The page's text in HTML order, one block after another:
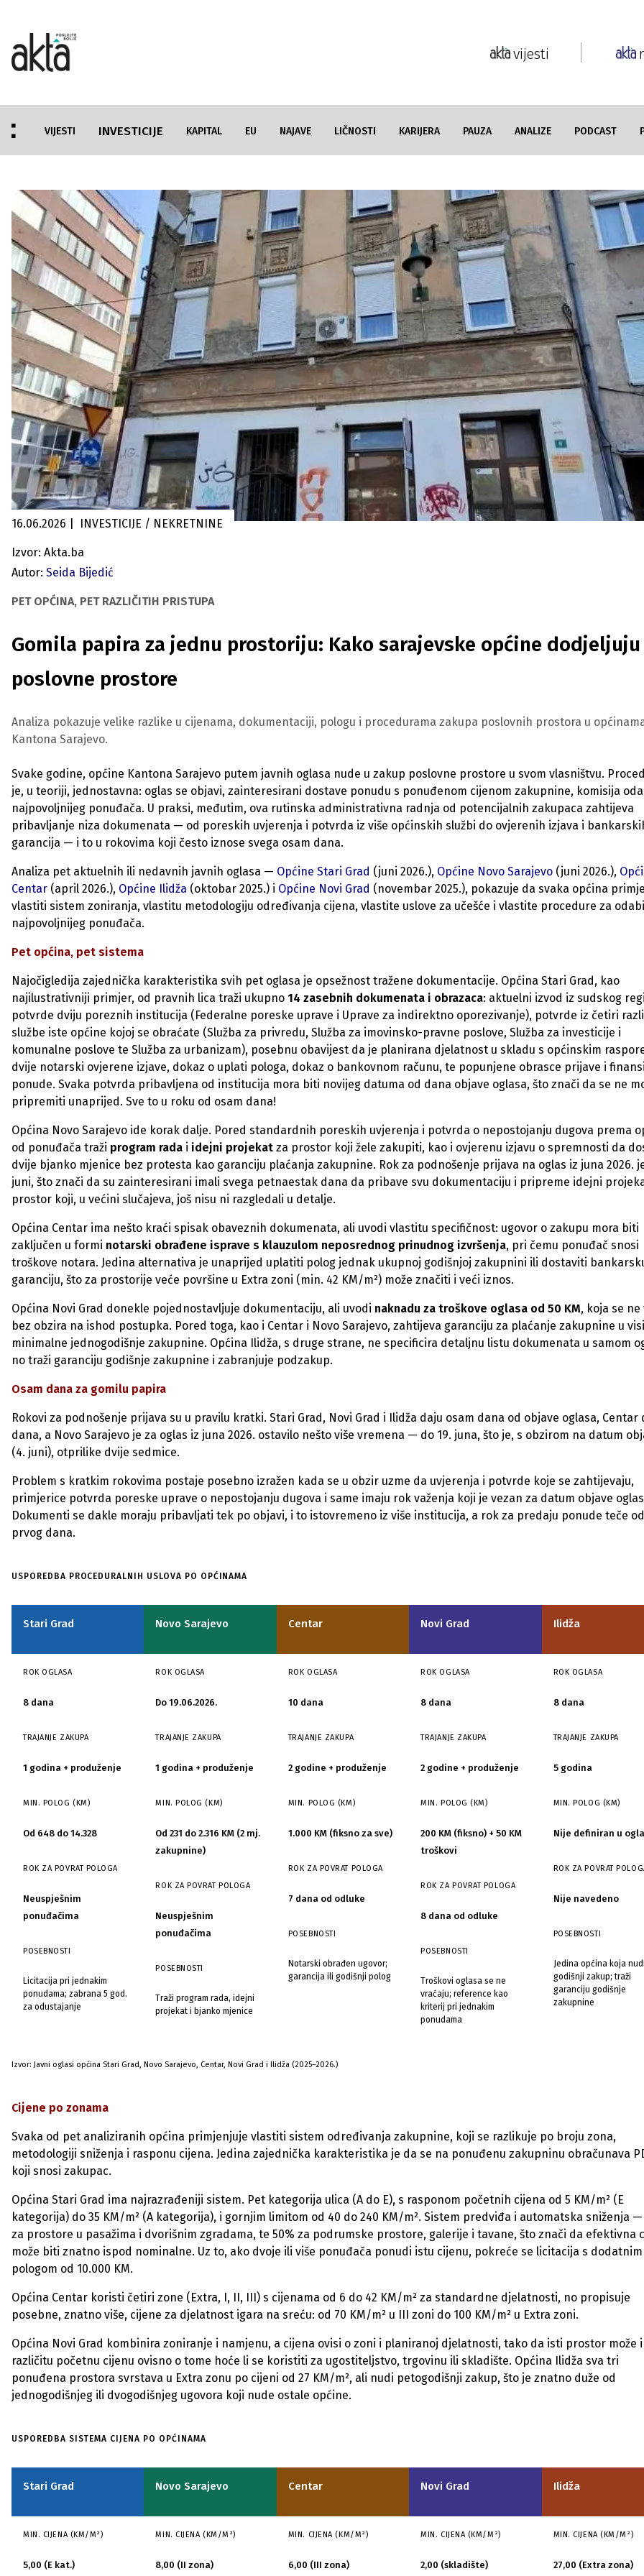
vijesti
VIJESTI INVESTICIJE KAPITAL EU NAJAVE LIČNOSTI KARIJERA PAUZA ANALIZE PODCAST
16.06.2026 INVESTICIJE / NEKRETNINE
Izvor: Akta.ba
Autor: Seida Bijedić
PET OPĆINA, PET RAZLIČITIH PRISTUPA
Gomila papira za jednu prostoriju: Kako sarajevske općine dodjeljuju
poslovne prostore
Analiza pokazuje velike razlike u cijenama, dokumentaciji, pologu i procedurama zakupa poslovnih prostora u
Kantona Sarajevo.
Svake godine, općine Kantona Sarajevo putem javnih oglasa nude u zakup poslovne prostore u svom vlasništvu.
je, u teoriji, jednostavna: oglas se objavi, zainteresirani dostave ponudu s ponuđenom cijenom zakupnine, komisija
najpovoljnijeg ponuđača. U praksi, međutim, ova rutinska administrativna radnja od potencijalnih zakupaca zahtijeva
pribavljanje niza dokumenata — od poreskih uvjerenja i potvrda iz više općinskih službi do ovjerenih izjava i
garancija — i to u rokovima koji često iznose svega osam dana.
Analiza pet aktuelnih ili nedavnih javnih oglasa — Općine Stari Grad (juni 2026.), Općine Novo Sarajevo (juni 2026.),
Centar (april 2026.), Općine Ilidža (oktobar 2025.) i Općine Novi Grad (novembar 2025.), pokazuje da svaka općina
vlastiti sistem zoniranja, vlastitu metodologiju određivanja cijena, vlastite uslove za učešće i vlastite procedure za
najpovoljnijeg ponuđača.
Pet općina, pet sistema​
Najočigledija zajednička karakteristika svih pet oglasa je opsežnost tražene dokumentacije. Općina Stari Grad, kao
najilustrativniji primjer, od pravnih lica traži ukupno 14 zasebnih dokumenata i obrazaca: aktuelni izvod iz sudskog
potvrde dviju poreznih institucija (Federalne poreske uprave i Uprave za indirektno oporezivanje), potvrde iz četiri
službe iste općine kojoj se obraćate (Služba za privredu, Služba za imovinsko-pravne poslove, Služba za investicije i
komunalne poslove te Služba za urbanizam), posebnu obavijest da je planirana djelatnost u skladu s općinskim
dvije notarski ovjerene izjave, dokaz o uplati pologa, dokaz o bankovnom računu, te popunjene obrasce prijave i
ponude. Svaka potvrda pribavljena od institucija mora biti novijeg datuma od dana objave oglasa, što znači da se ne
pripremiti unaprijed. Sve to u roku od osam dana!
Općina Novo Sarajevo ide korak dalje. Pored standardnih poreskih uvjerenja i potvrda o nepostojanju dugova prema
od ponuđača traži program rada i idejni projekat za prostor koji žele zakupiti, kao i ovjerenu izjavu o spremnosti da
dvije bjanko mjenice bez protesta kao garanciju plaćanja zakupnine. Rok za podnošenje prijava na oglas iz juna 2026.
juni, što znači da su zainteresirani imali svega petnaestak dana da pribave svu dokumentaciju i pripreme idejni
prostor koji, u većini slučajeva, još nisu ni razgledali u detalje.
Općina Centar ima nešto kraći spisak obaveznih dokumenata, ali uvodi vlastitu specifičnost: ugovor o zakupu mora biti
zaključen u formi notarski obrađene isprave s klauzulom neposrednog prinudnog izvršenja, pri čemu ponuđač snosi
troškove notara. Jedina alternativa je unaprijed uplatiti polog jednak ukupnoj godišnjoj zakupnini ili dostaviti
garanciju, što za prostorije veće površine u Extra zoni (min. 42 KM/m²) može značiti i veći iznos.
Općina Novi Grad donekle pojednostavljuje dokumentaciju, ali uvodi naknadu za troškove oglasa od 50 KM, koja se ne
bez obzira na ishod postupka. Pored toga, kao i Centar i Novo Sarajevo, zahtijeva garanciju za plaćanje zakupnine u
minimalne jednogodišnje zakupnine. Općina Ilidža, s druge strane, ne specificira detaljnu listu dokumenata u samom
no traži garanciju godišnje zakupnine i zabranjuje podzakup.
Osam dana za gomilu papira
Rokovi za podnošenje prijava su u pravilu kratki. Stari Grad, Novi Grad i Ilidža daju osam dana od objave oglasa, Centar
dana, a Novo Sarajevo je za oglas iz juna 2026. ostavilo nešto više vremena — do 19. juna, što je, s obzirom na datum
(4. juni), otprilike dvije sedmice.
Problem s kratkim rokovima postaje posebno izražen kada se u obzir uzme da uvjerenja i potvrde koje se zahtijevaju,
primjerice potvrda poreske uprave o nepostojanju dugova i same imaju rok važenja koji je vezan za datum objave
Dokumenti se dakle moraju pribavljati tek po objavi, i to istovremeno iz više institucija, a rok za predaju ponude teče od
prvog dana.
Usporedba
uslova
poslovnih
prostora
sarajevskim
općinama
USPOREDBA PROCEDURALNIH USLOVA PO OPĆINAMA
Stari Grad
ROK OGLASA
8 dana
TRAJANJE ZAKUPA
1 godina + produženje
MIN. POLOG (KM)
Od 648 do 14.328
ROK ZA POVRAT POLOGA
Neuspješnim
ponuđačima
POSEBNOSTI
Licitacija pri jednakim
ponudama; zabrana 5 god.
za odustajanje
Novo Sarajevo
ROK OGLASA
Do 19.06.2026.
TRAJANJE ZAKUPA
1 godina + produženje
MIN. POLOG (KM)
Od 231 do 2.316 KM (2 mj.
zakupnine)
ROK ZA POVRAT POLOGA
Neuspješnim
ponuđačima
POSEBNOSTI
Traži program rada, idejni
projekat i bjanko mjenice
Centar
ROK OGLASA
10 dana
TRAJANJE ZAKUPA
2 godine + produženje
MIN. POLOG (KM)
1.000 KM (fiksno za sve)
ROK ZA POVRAT POLOGA
7 dana od odluke
POSEBNOSTI
Notarski obrađen ugovor;
garancija ili godišnji polog
Novi Grad
ROK OGLASA
8 dana
TRAJANJE ZAKUPA
2 godine + produženje
MIN. POLOG (KM)
200 KM (fiksno) + 50 KM
troškovi
ROK ZA POVRAT POLOGA
8 dana od odluke
POSEBNOSTI
Troškovi oglasa se ne
vraćaju; reference kao
kriterij pri jednakim
ponudama
Ilidža
ROK OGLASA
8 dana
TRAJANJE ZAKUPA
5 godina
MIN. POLOG (KM)
Nije definiran u
ROK ZA POVRAT
Nije navedeno
POSEBNOSTI
Jedina općina koja
godišnji zakup; traži
garanciju godišnje
zakupnine
Izvor: Javni oglasi općina Stari Grad, Novo Sarajevo, Centar, Novi Grad i Ilidža (2025–2026.)
Cijene po zonama
Svaka od pet analiziranih općina primjenjuje vlastiti sistem određivanja zakupnine, koji se razlikuje po broju zona,
metodologiji sniženja i rasponu cijena. Jedina zajednička karakteristika je da se na ponuđenu zakupninu obračunava
koji snosi zakupac.
Općina Stari Grad ima najrazrađeniji sistem. Pet kategorija ulica (A do E), s rasponom početnih cijena od 5 KM/m² (E
kategorija) do 35 KM/m² (A kategorija), i gornjim limitom od 40 do 240 KM/m². Sistem predviđa i automatska sniženja —
za prostore u pasažima i dvorišnim zgradama, te 50% za podrumske prostore, galerije i tavane, što znači da efektivna
može biti znatno ispod nominalne. Uz to, ako dvoje ili više ponuđača ponudi istu cijenu, pokreće se licitacija s dodatnim
pologom od 10.000 KM.
Općina Centar koristi četiri zone (Extra, I, II, III) s cijenama od 6 do 42 KM/m² za standardne djelatnosti, no propisuje
posebne, znatno više, cijene za djelatnost igara na sreću: od 70 KM/m² u III zoni do 100 KM/m² u Extra zoni.
Općina Novi Grad kombinira zoniranje i namjenu, a cijena ovisi o zoni i planiranoj djelatnosti, tako da isti prostor može
različitu početnu cijenu ovisno o tome hoće li se koristiti za ugostiteljstvo, trgovinu ili skladište. Općina Ilidža sva tri
ponuđena prostora svrstava u Extra zonu po cijeni od 27 KM/m², ali nudi petogodišnji zakup, što je znatno duže od
jednogodišnjeg ili dvogodišnjeg ugovora koji nude ostale općine.
Usporedba
cijena
poslovnih
prostora
USPOREDBA SISTEMA CIJENA PO OPĆINAMA
Stari Grad
MIN. CIJENA (KM/M²)
5,00 (E kat.)
Novo Sarajevo
MIN. CIJENA (KM/M²)
8,00 (II zona)
Centar
MIN. CIJENA (KM/M²)
6,00 (III zona)
Novi Grad
MIN. CIJENA (KM/M²)
2,00 (skladište)
Ilidža
MIN. CIJENA (KM/M²)
27,00 (Extra zona)